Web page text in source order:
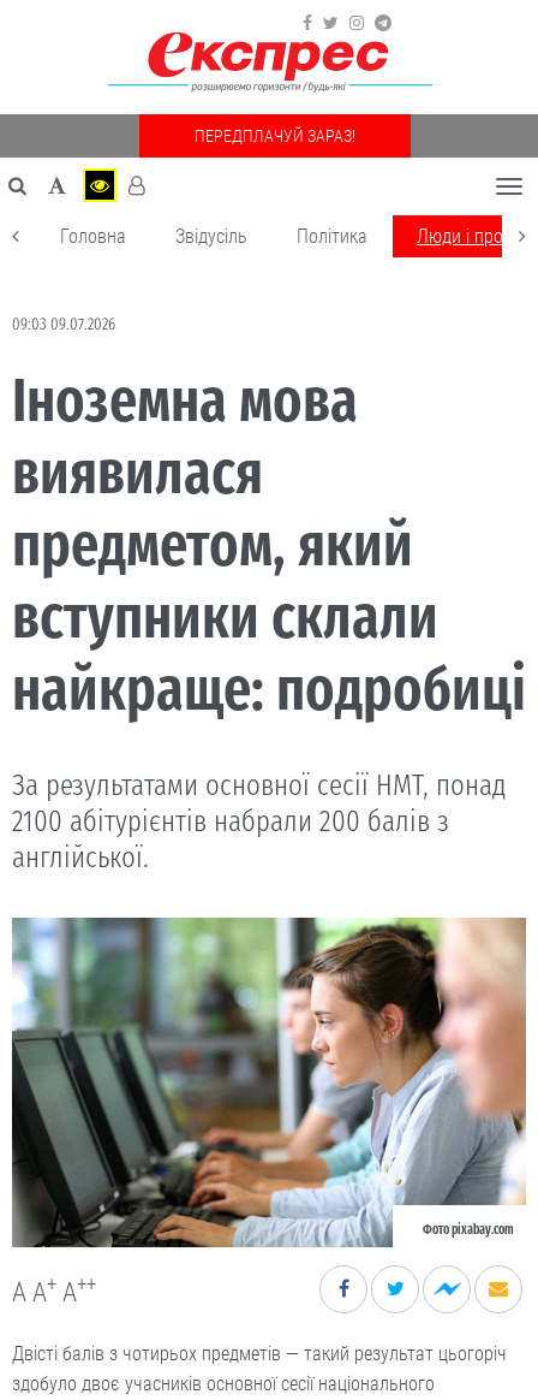
ПЕРЕДПЛАЧУЙ ЗАРАЗ!
Головна Звідусіль Політика Люди і
09:03 09.07.2026
Іноземна мова
виявилася
предметом, який
вступники склали
найкраще: подробиці
За результатами основної сесії НМТ, понад
2100 абітурієнтів набрали 200 балів з
англійської.
Фото pixabay.com
A A+ A++
Двісті балів з чотирьох предметів — такий результат цьогоріч
здобуло двоє учасників основної сесії національного